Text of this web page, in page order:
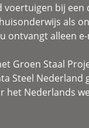
voertuigen bij
als
ontvangt alleen
Groen Staal
Steel Nederland
het Nederlands